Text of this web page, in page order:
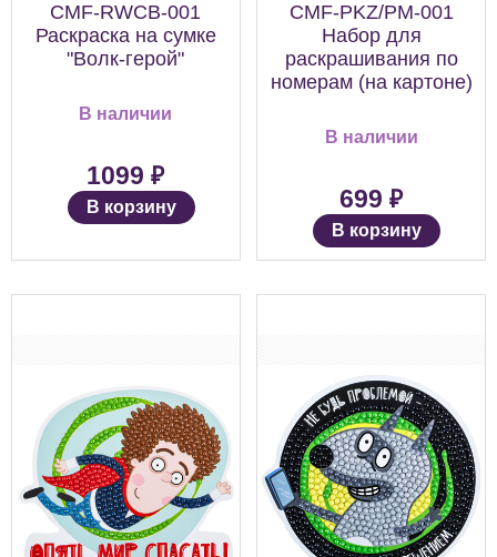
CMF-RWCB-001
Раскраска на сумке
"Волк-герой"
В наличии
1099 ₽
В корзину
CMF-PKZ/PM-001
Набор для
раскрашивания по
номерам (на картоне)
В наличии
699 ₽
В корзину